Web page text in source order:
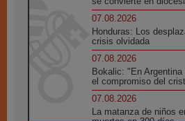
07.08.2026
Honduras: Los
crisis olvidada
07.08.2026
Bokalic: "En
el compromiso del
07.08.2026
La matanza de niños